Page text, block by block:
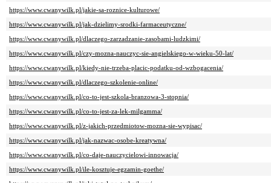
https://www.cwanywilk.pl/jakie-sa-roznice-kulturowe/
https://www.cwanywilk.pl/jak-dzielimy-srodki-farmaceutyczne/
https://www.cwanywilk.pl/dlaczego-zarzadzanie-zasobami-ludzkimi/
https://www.cwanywilk.pl/czy-mozna-nauczyc-sie-angielskiego-w-wieku-50-lat/
https://www.cwanywilk.pl/kiedy-nie-trzeba-placic-podatku-od-wzbogacenia/
https://www.cwanywilk.pl/dlaczego-szkolenie-online/
https://www.cwanywilk.pl/co-to-jest-szkola-branzowa-3-stopnia/
https://www.cwanywilk.pl/co-to-jest-za-lek-milgamma/
https://www.cwanywilk.pl/z-jakich-przedmiotow-mozna-sie-wypisac/
https://www.cwanywilk.pl/jak-nazwac-osobe-kreatywna/
https://www.cwanywilk.pl/co-daje-nauczycielowi-innowacja/
https://www.cwanywilk.pl/ile-kosztuje-egzamin-goethe/